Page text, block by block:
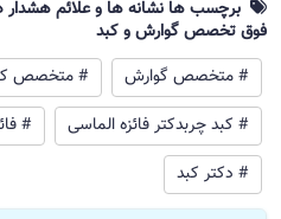
برچسب ها نشانه ها و علائم هشدار
فوق تخصص گوارش و کبد
# متخصص گوارش
# متخصص
# کبد چربدکتر فائزه الماسی
#
# دکتر کبد